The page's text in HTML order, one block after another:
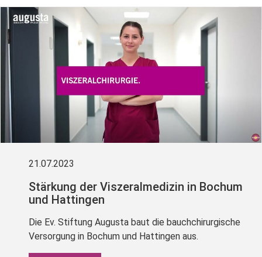
21.07.2023
Stärkung der Viszeralmedizin in Bochum
und Hattingen
Die Ev. Stiftung Augusta baut die bauchchirurgische
Versorgung in Bochum und Hattingen aus.